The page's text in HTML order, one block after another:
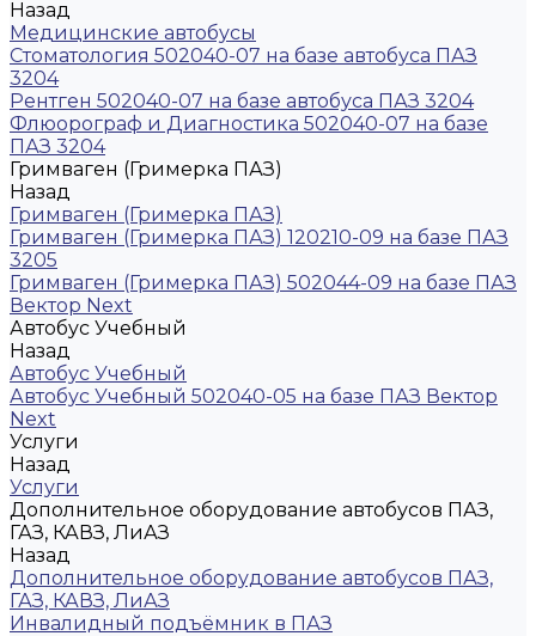
Назад
Медицинские автобусы
Стоматология 502040-07 на базе автобуса ПАЗ
3204
Рентген 502040-07 на базе автобуса ПАЗ 3204
Флюорограф и Диагностика 502040-07 на базе
ПАЗ 3204
Гримваген (Гримерка ПАЗ)
Назад
Гримваген (Гримерка ПАЗ)
Гримваген (Гримерка ПАЗ) 120210-09 на базе ПАЗ
3205
Гримваген (Гримерка ПАЗ) 502044-09 на базе ПАЗ
Вектор Next
Автобус Учебный
Назад
Автобус Учебный
Автобус Учебный 502040-05 на базе ПАЗ Вектор
Next
Услуги
Назад
Услуги
Дополнительное оборудование автобусов ПАЗ,
ГАЗ, КАВЗ, ЛиАЗ
Назад
Дополнительное оборудование автобусов ПАЗ,
ГАЗ, КАВЗ, ЛиАЗ
Инвалидный подъёмник в ПАЗ